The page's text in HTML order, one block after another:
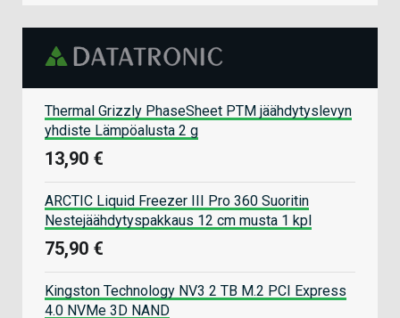
Thermal Grizzly PhaseSheet PTM jäähdytyslevyn
yhdiste Lämpöalusta 2 g
13,90 €
ARCTIC Liquid Freezer III Pro 360 Suoritin
Nestejäähdytyspakkaus 12 cm musta 1 kpl
75,90 €
Kingston Technology NV3 2 TB M.2 PCI Express
4.0 NVMe 3D NAND